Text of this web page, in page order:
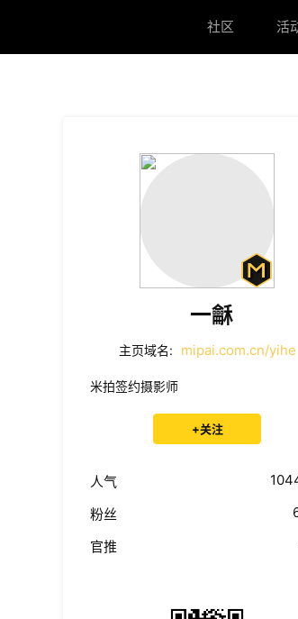
社区 活
一龢
主页域名: mipai.com.cn/yihe
米拍签约摄影师
+关注
人气
粉丝
官推